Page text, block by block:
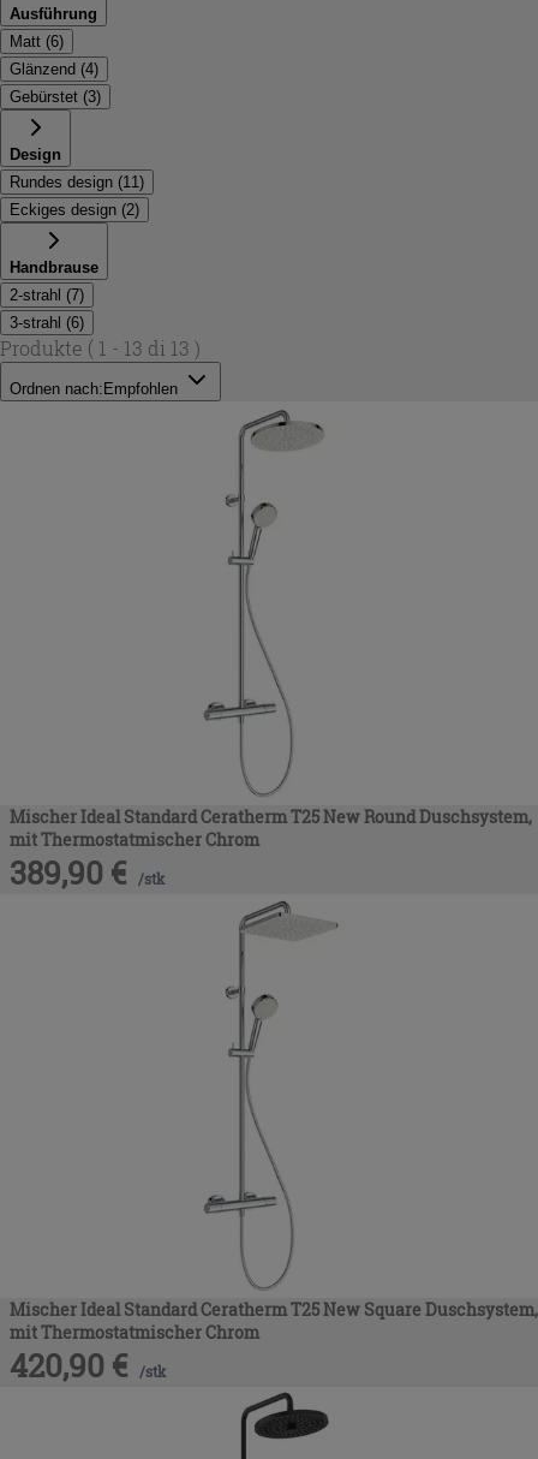
Ausführung
Matt (6)
Glänzend (4)
Gebürstet (3)
Design
Rundes design (11 )
Eckiges design (2)
Handbrause
2-strahl (7)
3-strahl (6)
Produkte ( 1 - 13 di 13 )
Ordnen nach: Empfohlen
Mischer Ideal Standard Ceratherm T25 New Round Duschsystem,
mit Thermostatmischer Chrom
389,90 € /stk
Mischer Ideal Standard Ceratherm T25 New Square Duschsystem,
mit Thermostatmischer Chrom
420,90 € /stk